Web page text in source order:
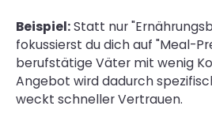
Beispiel:Statt nur
fokussierst du dich auf "Meal-
berufstätige Väter mit wenig
Angebot wird dadurch
weckt schneller Vertrauen.